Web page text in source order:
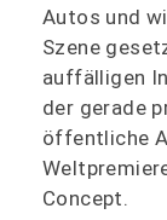
Autos und
Szene
auffälligen
der gerade
öffentliche
Concept.